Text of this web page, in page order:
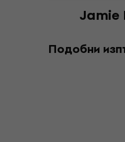
Jamie
Подобни